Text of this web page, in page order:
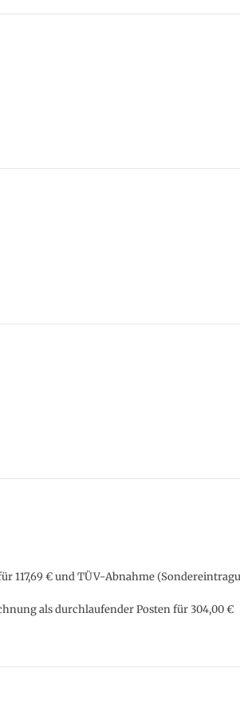
117,69 € und TÜV-Abnahme
als durchlaufender Posten für 304,00 €